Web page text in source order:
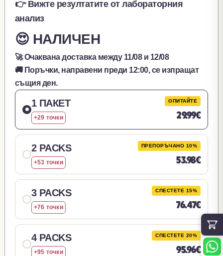
👉 Вижте резултатите от лабораторния
анализ
😍 НАЛИЧЕН
🚀 Очаквана доставка между 11/08и 12/08
🚚 Поръчки, направени преди 12:00, се изпращат
същия ден.
1 ПАКЕТ
+29 точки
ОПИТАЙТЕ
29.99€
2 PACKS
+53 точки
ПРЕПОРЪЧАНО 10%
53.98€
3 PACKS
+76 точки
СПЕСТЕТЕ 15%
76.47€
4 PACKS
+95 точки
СПЕСТЕТЕ 20%
95.96€